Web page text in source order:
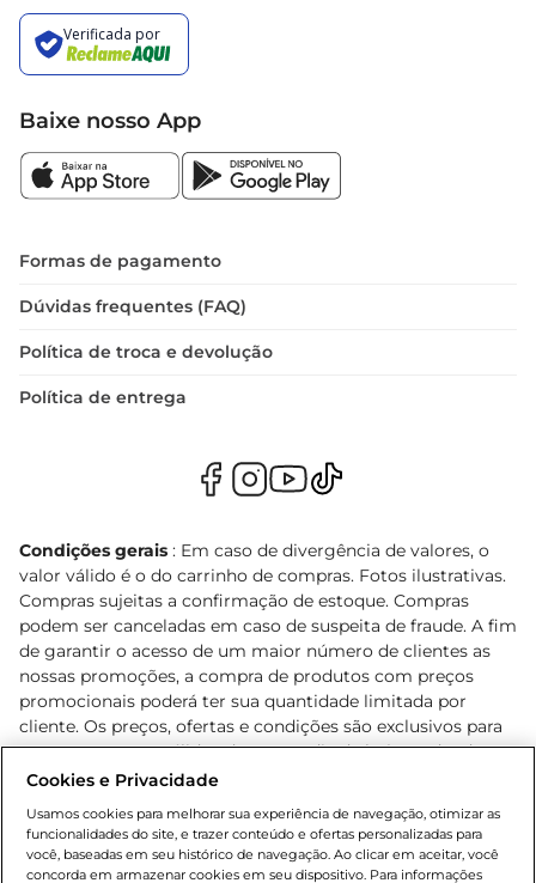
Baixe nosso App
Formas de pagamento
Dúvidas frequentes (FAQ)
Política de troca e devolução
Política de entrega
Condições gerais : Em caso de divergência de valores, o
valor válido é o do carrinho de compras. Fotos ilustrativas.
Compras sujeitas a confirmação de estoque. Compras
podem ser canceladas em caso de suspeita de fraude. A fim
de garantir o acesso de um maior número de clientes as
nossas promoções, a compra de produtos com preços
promocionais poderá ter sua quantidade limitada por
cliente. Os preços, ofertas e condições são exclusivos para
o e-commerce e válidos durante o dia de hoje, podendo
sofrer alterações sem prévia notificação. Proibida a venda
Lei n.º 8069/90, art. 81, inciso II (Estatuto da Criança e do
Adolescente). Preços e condições exclusivos para o
www.bretas.com.br, podendo sofrer alterações sem aviso
Cookies e Privacidade
Usamos cookies para melhorar sua experiência de navegação, otimizar as
funcionalidades do site, e trazer conteúdo e ofertas personalizadas para
você, baseadas em seu histórico de navegação. Ao clicar em aceitar, você
concorda em armazenar cookies em seu dispositivo. Para informações